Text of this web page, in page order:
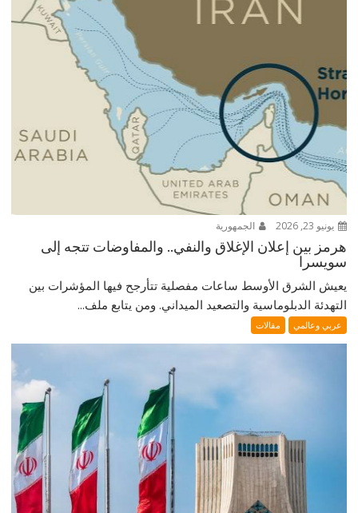
يونيو 23, 2026 الجمهورية
هرمز بين إعلان الإغلاق والنفي.. والمفاوضات تتجه إلى
سويسرا
يعيش الشرق الأوسط ساعات مفصلية تتأرجح فيها المؤشرات بين
التهدئة الدبلوماسية والتصعيد الميداني. ومن يتابع ملف...
عربي وعالمي مقالات